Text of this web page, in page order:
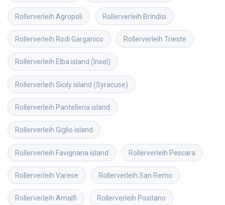
Rollerverleih Agropoli Rollerverleih Brindisi
Rollerverleih Rodi Garganico Rollerverleih Trieste
Rollerverleih Elba island (Insel)
Rollerverleih Sicily island (Syracuse)
Rollerverleih Pantelleria island
Rollerverleih Giglio island
Rollerverleih Favignana island Rollerverleih Pescara
Rollerverleih Varese Rollerverleih San Remo
Rollerverleih Amalfi Rollerverleih Positano